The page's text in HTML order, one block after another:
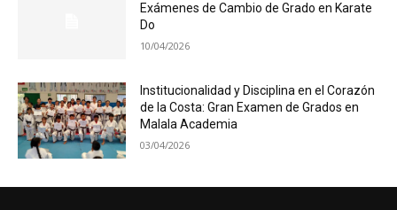
Exámenes de Cambio de Grado en Karate
Do
10/04/2026
Institucionalidad y Disciplina en el Corazón
de la Costa: Gran Examen de Grados en
Malala Academia
03/04/2026